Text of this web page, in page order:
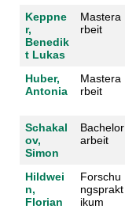
Keppne
r,
Benedik
t Lukas
Mastera
rbeit
Huber,
Antonia
Mastera
rbeit
Schakal
ov,
Simon
Bachelor
arbeit
Hildwei
n,
Florian
Forschu
ngsprakt
ikum